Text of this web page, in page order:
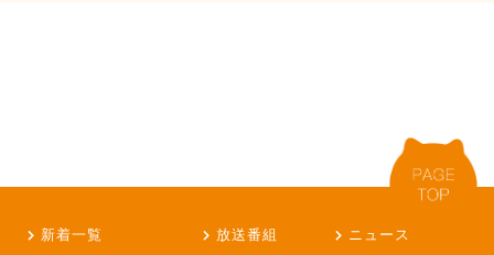
新着一覧 放送番組
ニュース